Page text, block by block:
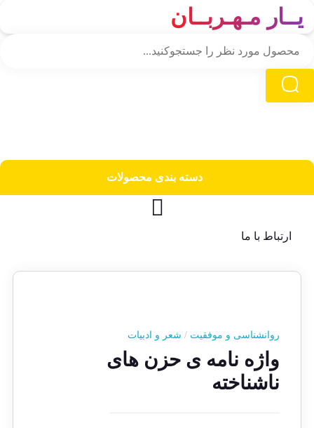
یــار مـهـربــان
دسته‌ بندی محصولات
ارتباط با ما
روانشناسی و موفقیت / شعر و ادبیات
واژه نامه ی حزن های
ناشناخته